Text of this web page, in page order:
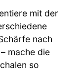
mit der
nach
mache die
so